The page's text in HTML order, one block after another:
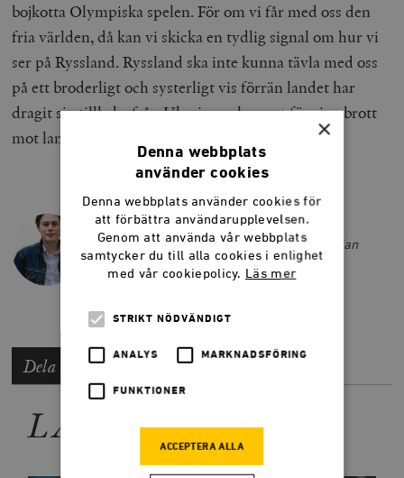
bojkotta Olympiska spelen. För om vi får med oss den
fria världen, då kan vi skicka en tydlig signal om hur vi
ser på Ryssland. Ryssland ska inte kunna tävla med oss
på ett broderligt och systerligt vis förrän landet har
dragit sig tillbaka från Ukraina och sonat för sina brott
mot landets befolkning.
MARKUS LINDER
Markus Linder är ledarskribent på Smedjan
sommaren 2026.
Dela artikeln
LÄS MER
×
Denna webbplats
använder cookies
Denna webbplats använder cookies för
att förbättra användarupplevelsen.
Genom att använda vår webbplats
samtycker du till alla cookies i enlighet
med vår cookiepolicy. Läs mer
STRIKT NÖDVÄNDIGT
ANALYS MARKNADSFÖRING
FUNKTIONER
ACCEPTERA ALLA